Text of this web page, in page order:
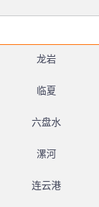
龙岩
临夏
六盘水
漯河
连云港